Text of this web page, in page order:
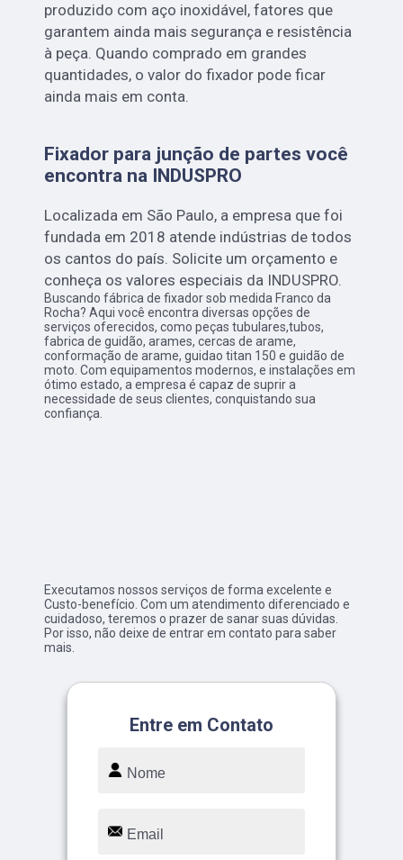
produzido com aço inoxidável, fatores que
garantem ainda mais segurança e resistência
à peça. Quando comprado em grandes
quantidades, o valor do fixador pode ficar
ainda mais em conta.
Fixador para junção de partes você
encontra na INDUSPRO
Localizada em São Paulo, a empresa que foi
fundada em 2018 atende indústrias de todos
os cantos do país. Solicite um orçamento e
conheça os valores especiais da INDUSPRO.
Buscando fábrica de fixador sob medida Franco da
Rocha? Aqui você encontra diversas opções de
serviços oferecidos, como peças tubulares,tubos,
fabrica de guidão, arames, cercas de arame,
conformação de arame, guidao titan 150 e guidão de
moto. Com equipamentos modernos, e instalações em
ótimo estado, a empresa é capaz de suprir a
necessidade de seus clientes, conquistando sua
confiança.
Executamos nossos serviços de forma excelente e
Custo-benefício. Com um atendimento diferenciado e
cuidadoso, teremos o prazer de sanar suas dúvidas.
Por isso, não deixe de entrar em contato para saber
mais.
Entre em Contato